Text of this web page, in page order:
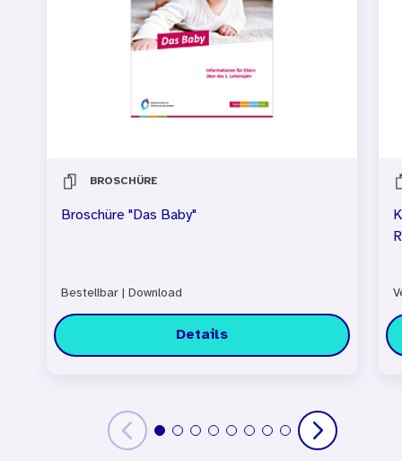
BROSCHÜRE
Broschüre "Das Baby"
Bestellbar Download
Details